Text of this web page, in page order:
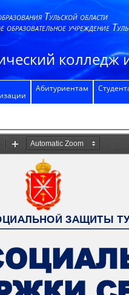
Тульской области
образовательное учреждение
колледж
Абитуриентам